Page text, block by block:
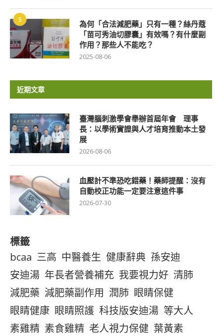
5
為何「合法減肥藥」只有一種？絲丹蔻
「苗可秀油切膠囊」有效嗎？有什麼副
作用？那些人不能吃？
2025-08-06
近期文章
臺灣腦刺激學會舉辦首屆年會 理事
長：以學術實證與人才培育推動本土發
展
2026-08-06
血壓計不準恐吃錯藥！藥師提醒：沒有
自動校正功能一定要注意這件事
2026-07-30
標籤
bcaa 三高 中醫養生 健康辭典 孫安迪
安迪湯 年長者營養補充 我要視力好 清肺
減肥藥 減肥藥副作用 潤肺 眼睛保健
眼睛健康 眼睛照護 科技版安迪湯 等大人
素雞精 素食雞精 老人視力保健 葉黃素